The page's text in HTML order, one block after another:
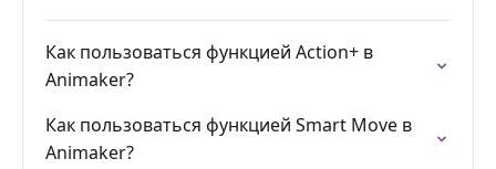
Как пользоваться функцией Action+ в
Animaker?
Как пользоваться функцией Smart Move в
Animaker?